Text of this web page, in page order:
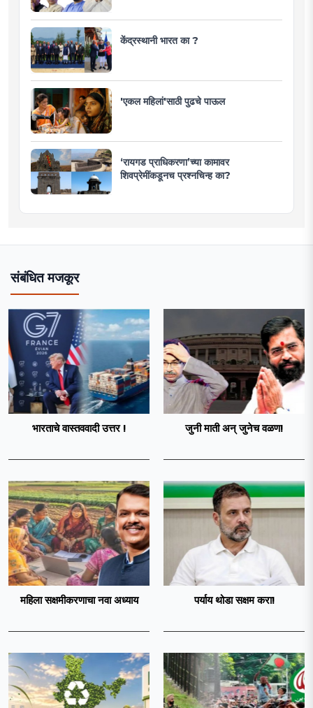
केंद्रस्थानी भारत का ?
'एकल महिलां'साठी पुढचे पाऊल
‘रायगड प्राधिकरणा’च्या कामावर
शिवप्रेमींकडूनच प्रश्नचिन्ह का?
संबंधित मजकूर
भारताचे वास्तववादी उत्तर ! जुनी माती अन् जुनेच वळण!
महिला सक्षमीकरणाचा नवा अध्याय पर्याय थोडा सक्षम करा!